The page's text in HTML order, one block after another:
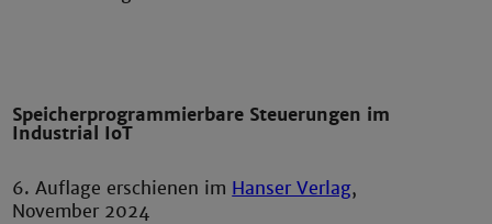
Speicherprogrammierbare Steuerungen im
Industrial IoT
6. Auflage erschienen im Hanser Verlag,
November 2024